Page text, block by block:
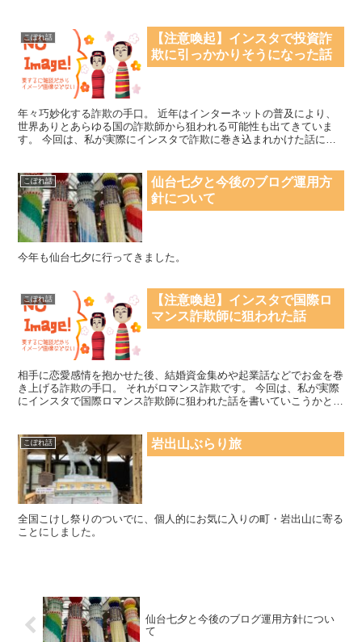
こぼれ話
【注意喚起】インスタで投資詐
欺に引っかかりそうになった話
年々巧妙化する詐欺の手口。 近年はインターネットの普及により、
世界ありとあらゆる国の詐欺師から狙われる可能性も出てきていま
す。 今回は、私が実際にインスタで詐欺に巻き込まれかけた話につ
こぼれ話
仙台七夕と今後のブログ運用方
針について
今年も仙台七夕に行ってきました。
こぼれ話
【注意喚起】インスタで国際ロ
マンス詐欺師に狙われた話
相手に恋愛感情を抱かせた後、結婚資金集めや起業話などでお金を巻
き上げる詐欺の手口。 それがロマンス詐欺です。 今回は、私が実際
にインスタで国際ロマンス詐欺師に狙われた話を書いていこうかと思
こぼれ話 岩出山ぶらり旅
全国こけし祭りのついでに、個人的にお気に入りの町・岩出山に寄る
ことにしました。
仙台七夕と今後のブログ運用方針につい
て